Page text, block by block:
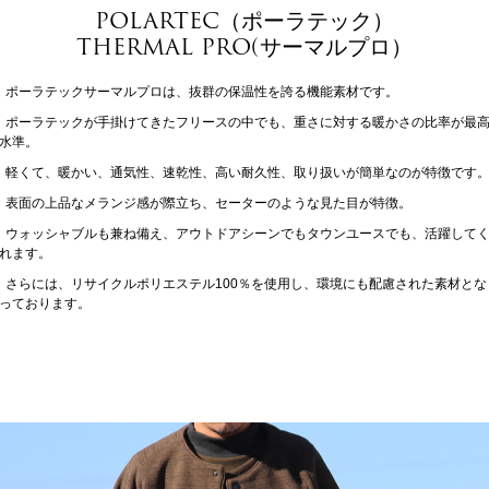
POLARTEC（ポーラテック）
THERMAL PRO(サーマルプロ）
ポーラテックサーマルプロは、抜群の保温性を誇る機能素材です。
ポーラテックが手掛けてきたフリースの中でも、重さに対する暖かさの比率が最高
水準。
軽くて、暖かい、通気性、速乾性、高い耐久性、取り扱いが簡単なのが特徴です。
表面の上品なメランジ感が際立ち、セーターのような見た目が特徴。
ウォッシャブルも兼ね備え、アウトドアシーンでもタウンユースでも、活躍してく
れます。
さらには、リサイクルポリエステル100％を使用し、環境にも配慮された素材とな
っております。